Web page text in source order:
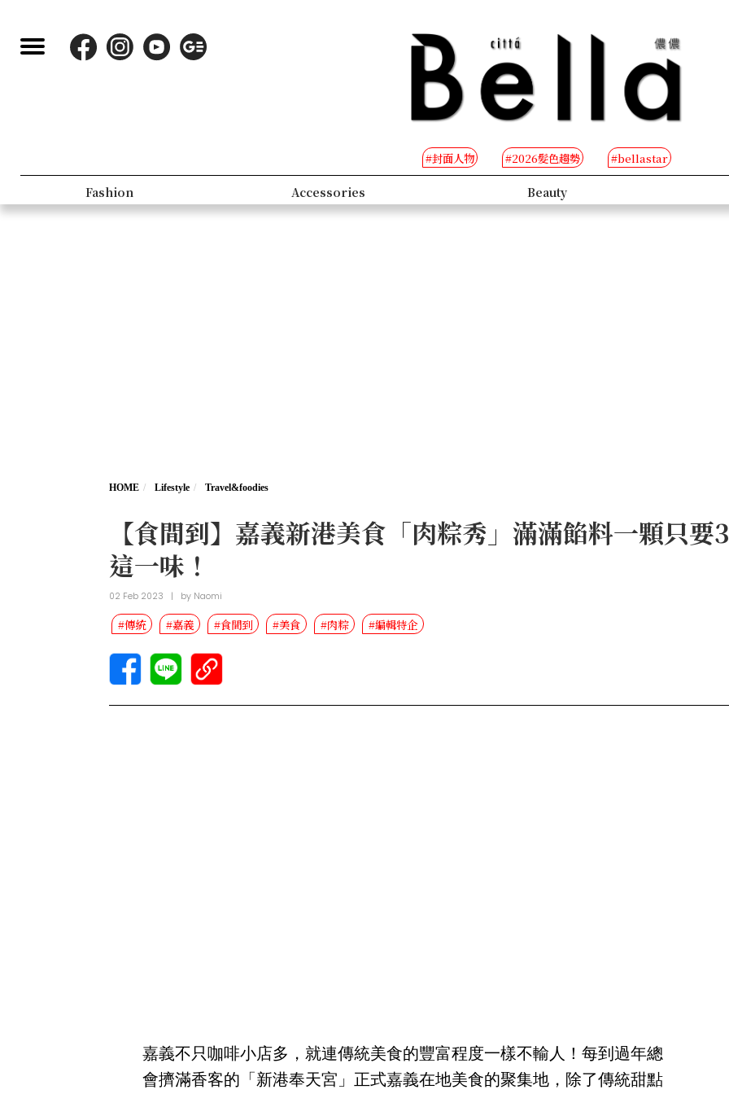
#封面人物 #2026髮色趨勢 #bellastar
Fashion Accessories Beauty
HOME Lifestyle Travel&foodies
【食間到】嘉義新港美食「肉粽秀」滿滿餡料一顆只
這一味！
02 Feb 2023 | by Naomi
#傳統 #嘉義 #食間到 #美食 #肉粽 #編輯特企
嘉義不只咖啡小店多，就連傳統美食的豐富程度一樣不輸人！每到過年總
會擠滿香客的「新港奉天宮」正式嘉義在地美食的聚集地，除了傳統甜點